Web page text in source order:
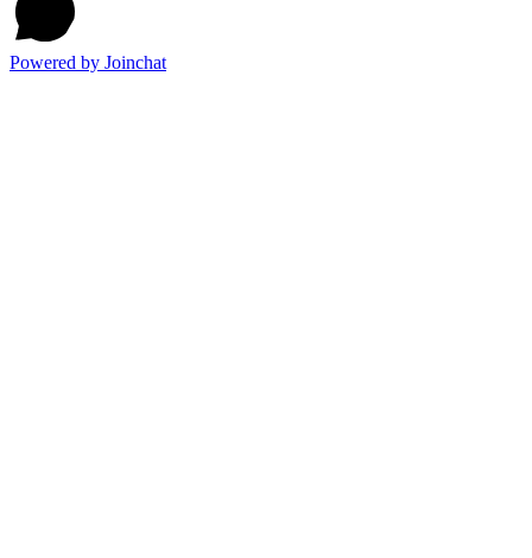
Powered by Joinchat